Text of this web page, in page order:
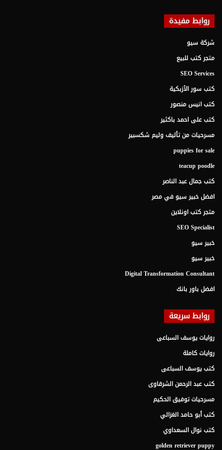
روابط مفيدة
شركة سيو
متجر كتب للبيع
SEO Services
كتب سور الأزبكية
كتب انيس منصور
كتب على احمد باكثير
مسرحيات من تأليف وليم شكسبير
puppies for sale
teacup poodle
كتب جمال عبد الناصر
افضل خبير سيو في مصر
متجر كتب اونلاين
SEO Specialist
خبير سيو
خبير سيو
Digital Transformation Consultant
افضل باور بانك
روابط سريعة
روايات يوسف السباعى
روايات كاملة
كتب يوسف السباعى
كتب عبد الرحمن الشرقاوى
مسرحيات توفيق الحكيم
كتب أبو حامد الغزالي
كتب نوال السعداوي
golden retriever puppy